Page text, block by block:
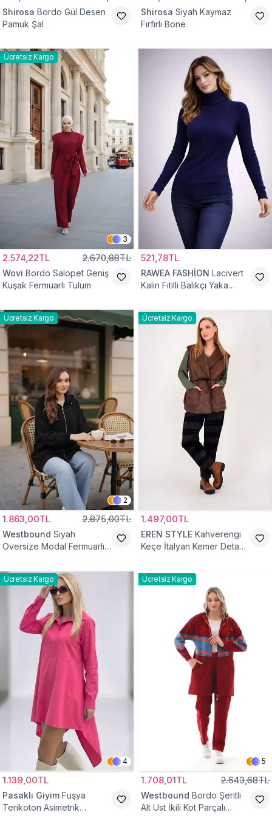
Shirosa Bordo Gül Desen
Pamuk Şal
Shirosa Siyah Kaymaz
Fırfırlı Bone
Ücretsiz Kargo
3
2.574,22TL 2.670,88TL
Wovi Bordo Salopet Geniş
Kuşak Fermuarlı Tulum
521,78TL
RAWEA FASHİON Lacivert
Kalın Fitilli Balıkçı Yaka
Ücretsiz Kargo
2
1.863,00TL 2.875,00TL
Westbound Siyah
Oversize Modal Fermuarlı
Ücretsiz Kargo
1.497,00TL
EREN STYLE Kahverengi
Keçe İtalyan Kemer Detaylı
Ücretsiz Kargo
4
1.139,00TL
Pasaklı Giyim Fuşya
Terikoton Asimetrik
Ücretsiz Kargo
5
1.708,01TL 2.643,68TL
Westbound Bordo Şeritli
Alt Üst İkili Kot Parçalı